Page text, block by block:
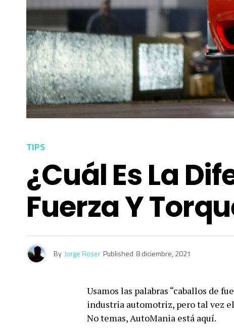
TIPS
¿Cuál Es La
Fuerza Y
By Jorge Roser Published 8 diciembre, 2021
Usamos las palabras “caballos de
industria automotriz, pero tal vez
No temas, AutoMania está aquí.